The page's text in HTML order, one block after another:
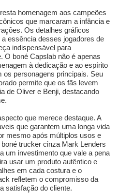
homenagem aos campeões
que marcaram a infância e
Os detalhes gráficos
essência desses jogadores de
indispensável para
O boné Capslab não é apenas
à dedicação e ao espírito
personagens principais. Seu
permite que os fãs levem
de Oliver e Benji, destacando
que merece destaque. A
que garantem uma longa vida
mesmo após múltiplos usos e
trucker cinza Mark Lenders
um investimento que vale a pena
usar um produto autêntico e
em cada costura e o
refletem o compromisso da
satisfação do cliente.